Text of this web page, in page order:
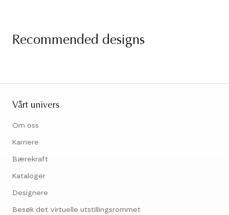
Recommended designs
Vårt univers
Om oss
Karriere
Bærekraft
Kataloger
Designere
Besøk det virtuelle utstillingsrommet